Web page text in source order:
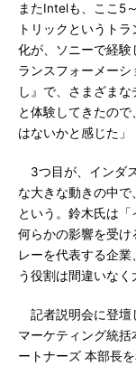
またIntelも、ここ5
トリックというト
化が、ソニーで経験
ランスフォーメー
し』で、さまざま
と体験してきたの
はないかと感じた」
3つ目が、インダ
な大きな動きの中
という。鈴木氏は
何らかの影響を受
レーを代表する企
う役割は間違いなく
記者説明会に登壇
マーケティング統
ートナーズ 本部長